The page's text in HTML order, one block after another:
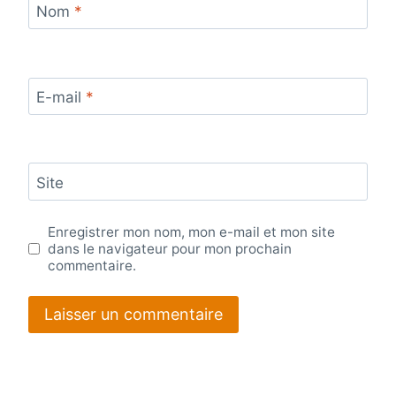
Nom *
E-mail *
Site
Enregistrer mon nom, mon e-mail et mon site
dans le navigateur pour mon prochain
commentaire.